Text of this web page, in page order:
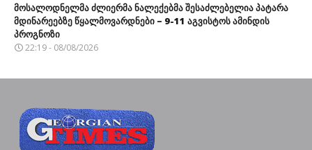
მოსალოდნელმა ძლიერმა ნალექებმა შესაძლებელია პატარა
მდინარეებზე წყალმოვარდნები – 9-11 აგვისტოს ამინდის
პროგნოზი
22:19 - 08/08/2026